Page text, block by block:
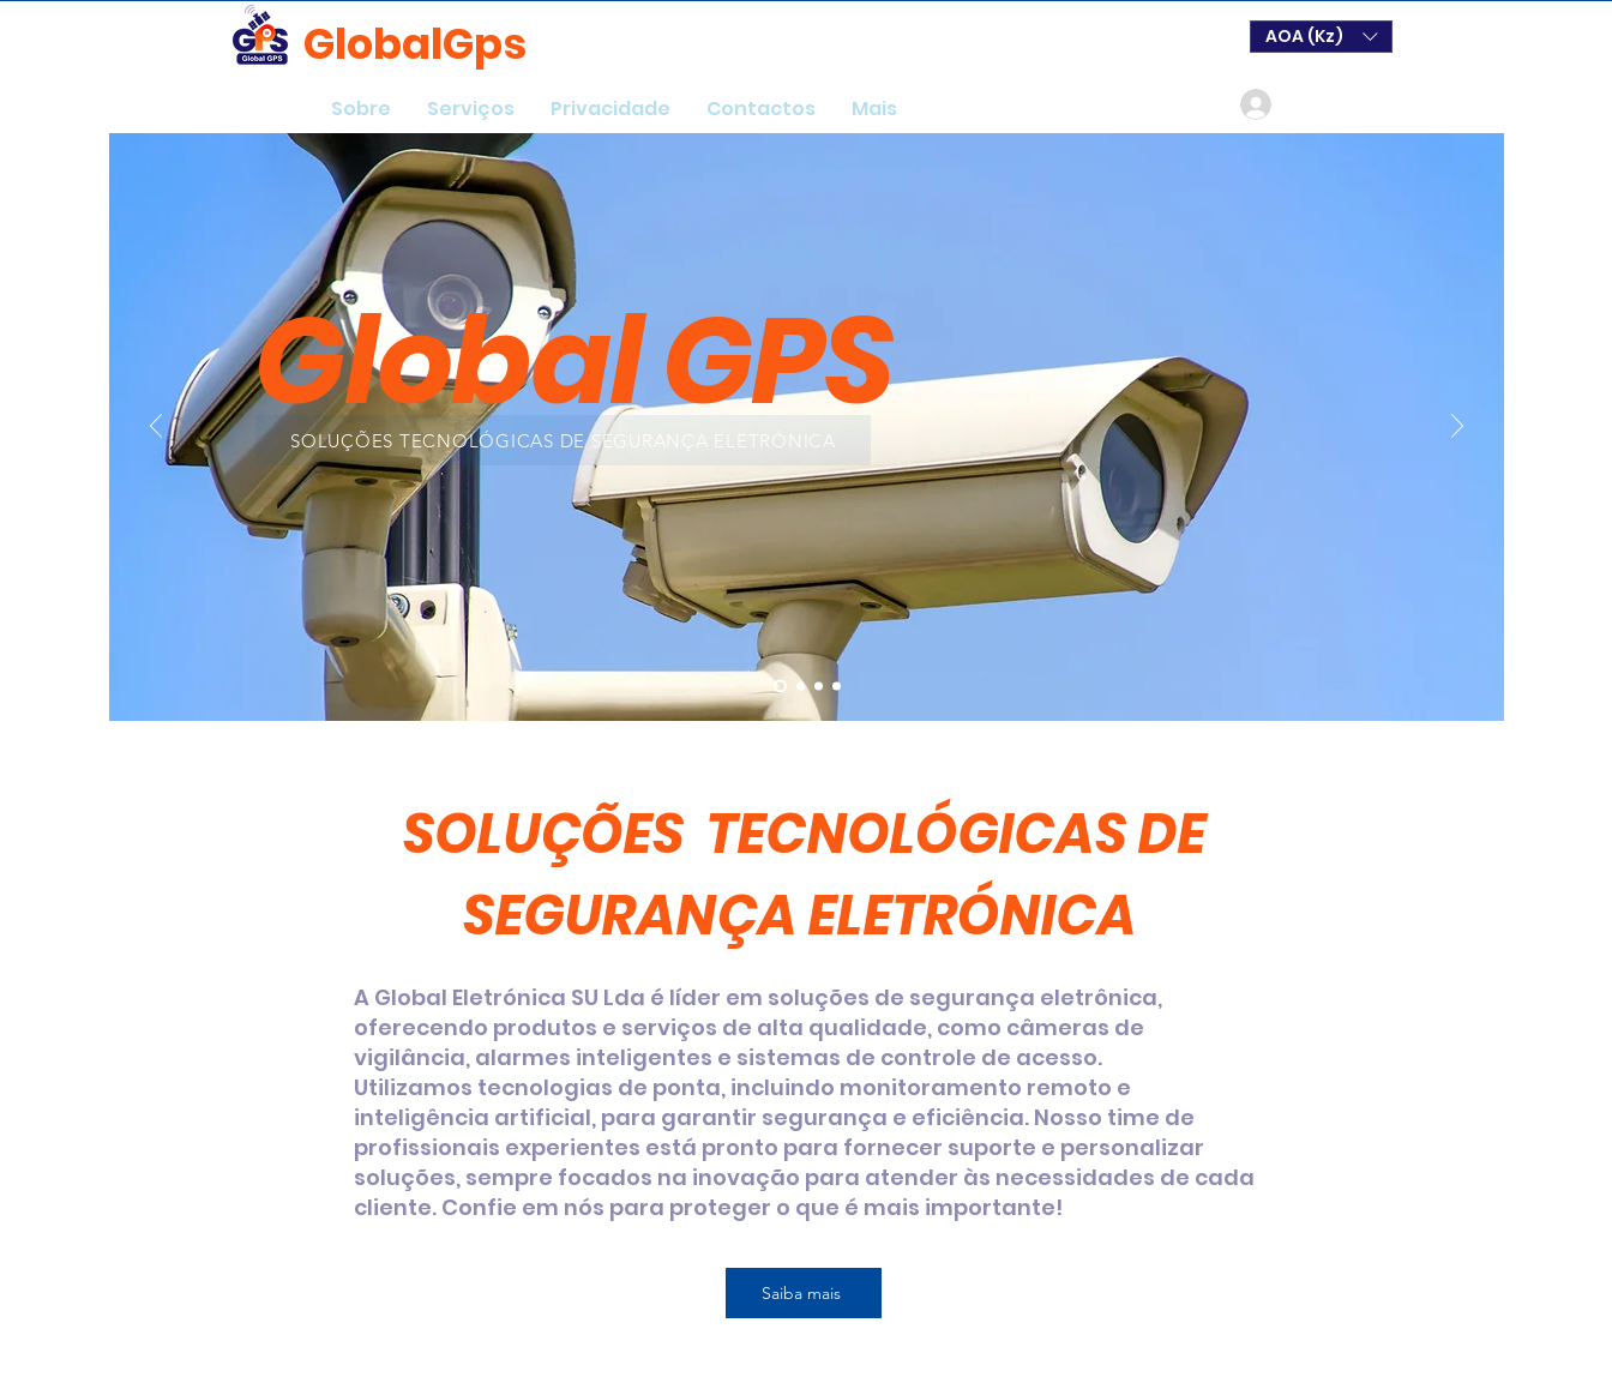
GlobalGps AOA (Kz)
Sobre Serviços Privacidade Contactos Mais
Global GPS
SOLUÇÕES TECNOLÓGICAS DE SEGURANÇA ELETRÓNICA
SOLUÇÕES TECNOLÓGICAS DE
SEGURANÇA ELETRÓNICA
A Global Eletrónica SU Lda é líder em soluções de segurança eletrônica,
oferecendo produtos e serviços de alta qualidade, como câmeras de
vigilância, alarmes inteligentes e sistemas de controle de acesso.
Utilizamos tecnologias de ponta, incluindo monitoramento remoto e
inteligência artificial, para garantir segurança e eficiência. Nosso time de
profissionais experientes está pronto para fornecer suporte e personalizar
soluções, sempre focados na inovação para atender às necessidades de cada
cliente. Confie em nós para proteger o que é mais importante!
Saiba mais